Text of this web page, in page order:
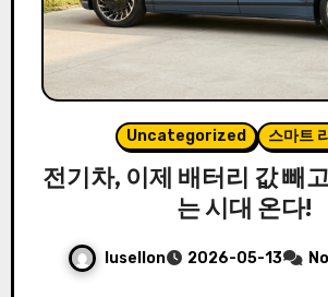
Uncategorized 스마트
전기차, 이제 배터리 값 빼
는 시대 온다!
lusellon 2026-05-13